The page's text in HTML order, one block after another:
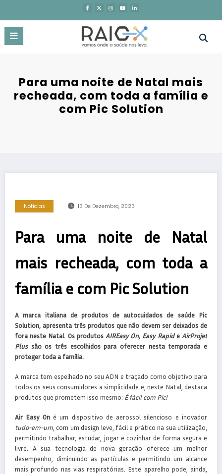
o
conteúdo
Para uma noite de Natal mais
recheada, com toda a família e
com Pic Solution
Notícias 13 De Dezembro, 2023
Para uma noite de Natal
mais recheada, com toda a
família e com Pic Solution
A marca italiana de produtos de autocuidados de saúde Pic
Solution, apresenta três produtos que não devem ser deixados de
fora neste Natal. Os produtos AIREasy On, Easy RapideAirProjet
Plussão os três escolhidos para oferecer nesta temporada e
proteger toda a família.
A marca tem espelhado no seu ADN e traçado como objetivo para
todos os seus consumidores a simplicidade e, neste Natal, destaca
produtos que prometem isso mesmo: É fácil com Pic!
Air Easy Oné um dispositivo de aerossol silencioso e inovador
tudo-em-um, com um design leve, fácil e prático na sua utilização,
permitindo trabalhar, estudar, jogar e cozinhar de forma segura e
livre. A sua tecnologia de nova geração oferece um melhor
desempenho, diminuindo as partículas e permitindo um alcance
mais profundo nas vias respiratórias. Este aparelho pode, ainda,